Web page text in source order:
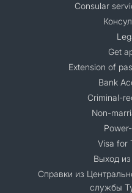
Consular
Get
Extension of
Bank
Criminal-
Non-
Visa for
Выход
Справки из
службы